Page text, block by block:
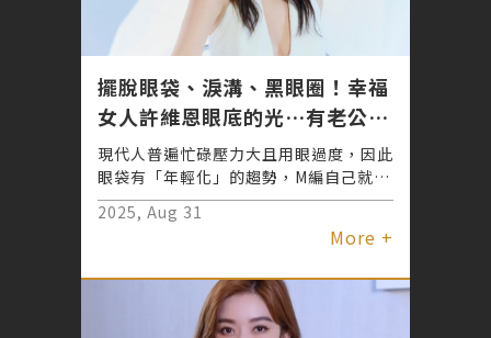
擺脫眼袋、淚溝、黑眼圈！幸福
女人許維恩眼底的光…有老公給
的愛情、有君綺醫美「無痕三點
定位」創造自信電眼！無需動大
刀、恢復期短的超強眼袋手術
現代人普遍忙碌壓力大且用眼過度，因此
眼袋有「年輕化」的趨勢，M編自己就是
深受眼袋困擾多年的女人，每天無論睡得
再早再飽，眼下「那一坨」始終陰魂不
散，外加淚溝，怎麼上妝修飾，看起來還
對術後恢復期眼下瘀青一大塊窘況，心煩
的M編，最近看到許維恩透過君綺醫美
2025, Aug 31
More +